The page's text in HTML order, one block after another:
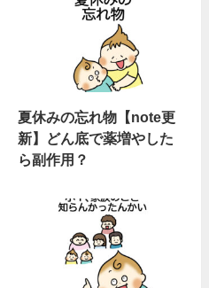
夏休みの忘れ物【note更
新】どん底で薬増やした
ら副作用？